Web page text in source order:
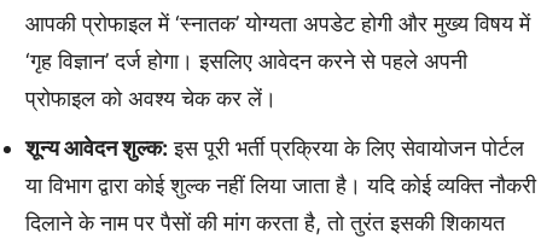
आपकी प्रोफाइल में ‘स्नातक’ योग्यता अपडेट होगी और मुख्य विषय में
‘गृह विज्ञान’ दर्ज होगा। इसलिए आवेदन करने से पहले अपनी
प्रोफाइल को अवश्य चेक कर लें।
शून्य आवेदन शुल्क: इस पूरी भर्ती प्रक्रिया के लिए सेवायोजन पोर्टल
या विभाग द्वारा कोई शुल्क नहीं लिया जाता है। यदि कोई व्यक्ति नौकरी
दिलाने के नाम पर पैसों की मांग करता है, तो तुरंत इसकी शिकायत